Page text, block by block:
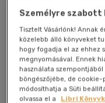
Személyre szabott
Tisztelt Vásárlónk! Annak
közelebb álló könyveket
hogy fogadja el az ehhez
megnyomásával. Ennek
használata
böngészőjébe, de
módosíthatja a Süti
olvassa el a
Libri